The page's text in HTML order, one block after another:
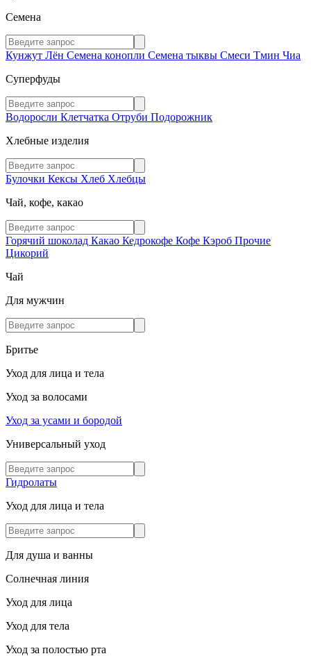
Семена
Кунжут Лён Семена конопли Семена тыквы Смеси Тмин Чиа
Суперфуды
Водоросли Клетчатка Отруби Подорожник
Хлебные изделия
Булочки Кексы Хлеб Хлебцы
Чай, кофе, какао
Горячий шоколад Какао Кедрокофе Кофе Кэроб Прочие
Цикорий
Чай
Для мужчин
Бритье
Уход для лица и тела
Уход за волосами
Уход за усами и бородой
Универсальный уход
Гидролаты
Уход для лица и тела
Для душа и ванны
Солнечная линия
Уход для лица
Уход для тела
Уход за полостью рта